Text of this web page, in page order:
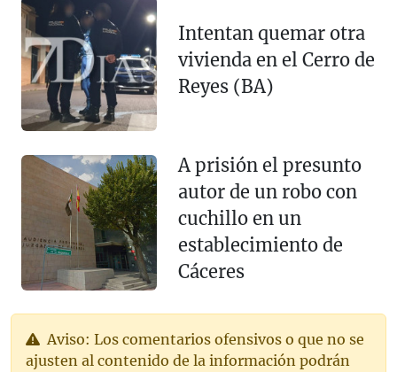
Intentan quemar otra
vivienda en el Cerro de
Reyes (BA)
A prisión el presunto
autor de un robo con
cuchillo en un
establecimiento de
Cáceres
Aviso: Los comentarios ofensivos o que no se
ajusten al contenido de la información podrán